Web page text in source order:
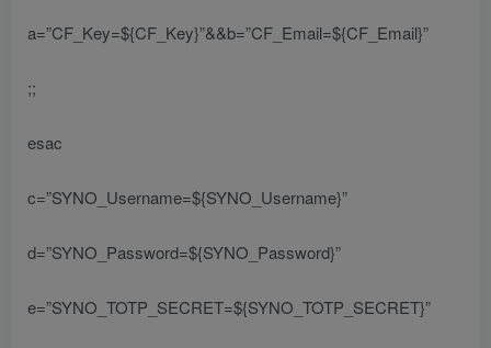
a=”CF_Key=${CF_Key}”&&b=”CF_Email=${CF_Email}”
;;
esac
c=”SYNO_Username=${SYNO_Username}”
d=”SYNO_Password=${SYNO_Password}”
e=”SYNO_TOTP_SECRET=${SYNO_TOTP_SECRET}”